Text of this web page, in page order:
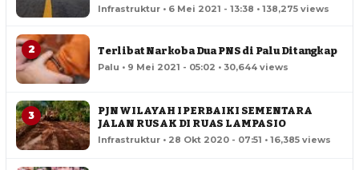
Infrastruktur • 6 Mei 2021 - 13:38 • 138,275 views
2 Terlibat Narkoba Dua PNS di Palu Ditangkap
Palu • 9 Mei 2021 - 05:02 • 30,644 views
3
PJN WILAYAH I PERBAIKI SEMENTARA
JALAN RUSAK DI RUAS LAMPASIO
Infrastruktur • 28 Okt 2020 - 07:51 • 16,385 views